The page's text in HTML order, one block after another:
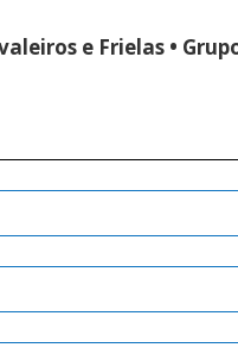
e Frielas •